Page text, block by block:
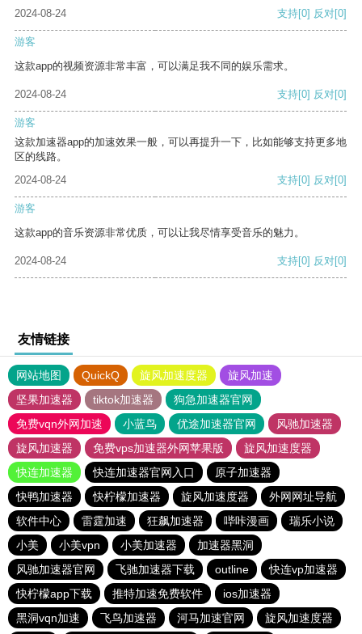
2024-08-24 支持[0] 反对[0]
游客
这款app的视频资源非常丰富，可以满足我不同的娱乐需求。
2024-08-24 支持[0] 反对[0]
游客
这款加速器app的加速效果一般，可以再提升一下，比如能够支持更多地
区的线路。
2024-08-24
支持[0] 反对[0]
游客
这款app的音乐资源非常优质，可以让我尽情享受音乐的魅力。
2024-08-24 支持[0] 反对[0]
友情链接
网站地图 QuickQ 旋风加速度器
旋风加速
坚果加速器
tiktok加速器
狗急加速器官网
免费vqn外网加速
小蓝鸟 优途加速器官网
风驰加速器
旋风加速器
免费vps加速器外网苹果版
旋风加速度器
快连加速器
快连加速器官网入口
原子加速器
快鸭加速器
快柠檬加速器 旋风加速度器
外网网址导航
软件中心
雷霆加速 狂飙加速器 哔咔漫画
瑞乐小说
小美
小美vpn 小美加速器
加速器黑洞
风驰加速器官网
飞驰加速器下载 outline
快连vp加速器
快柠檬app下载
推特加速免费软件
ios加速器
黑洞vqn加速
飞鸟加速器 河马加速官网 旋风加速度器